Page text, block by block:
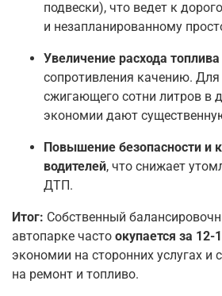
подвески), что ведет к
и незапланированному
Увеличение расхода топлива
сопротивления качению. Для
сжигающего сотни литров в
экономии дают
Повышение безопасности и
водителей, что снижает
ДТП.
Итог: Собственный
автопарке часто окупается за 12-
экономии на сторонних услугах и
на ремонт и топливо.